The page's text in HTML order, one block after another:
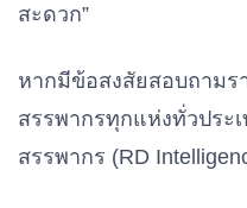
สะดวก”
หากมีข้อสงสัยสอบถามร
สรรพากรทุกแห่งทั่วประ
สรรพากร (RD